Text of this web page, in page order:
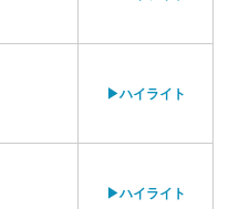
▶ハイライト
▶ハイライト